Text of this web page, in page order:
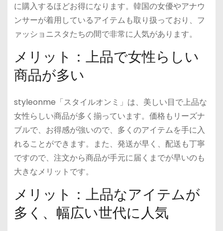
に購入するほどお得になります。韓国の女優やアナウ
ンサーが着用しているアイテムも取り扱っており、フ
ァッショニスタたちの間で非常に人気があります。
メリット：上品で女性らしい
商品が多い
styleonme「スタイルオンミ」は、美しい目で上品な
女性らしい商品が多く揃っています。価格もリーズナ
ブルで、お得感が強いので、多くのアイテムを手に入
れることができます。また、発送が早く、配送も丁寧
ですので、注文から商品が手元に届くまでが早いのも
大きなメリットです。
メリット：上品なアイテムが
多く、幅広い世代に人気